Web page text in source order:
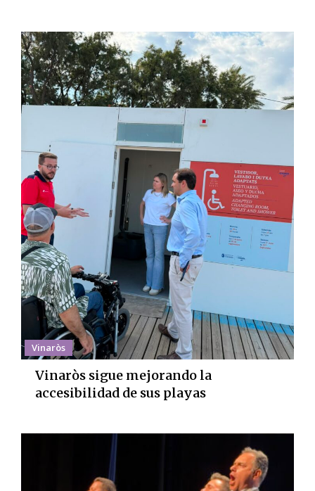
Vinaròs
Vinaròs sigue mejorando la
accesibilidad de sus playas